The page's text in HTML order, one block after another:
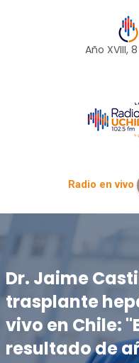
Año XVIII,
Radio en vivo
Dr. Jaime
trasplante
vivo en Chile:
resultado de